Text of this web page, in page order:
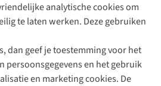
analytische cookies om
te laten werken. Deze gebruiken
dan geef je toestemming voor het
persoonsgegevens en het gebruik
en marketing cookies. De
Buitenexpert